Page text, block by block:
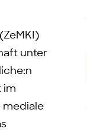
unter
im
mediale